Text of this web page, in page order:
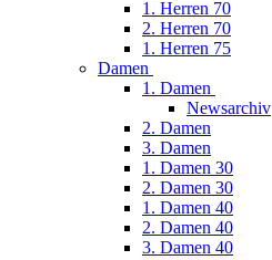
1. Herren 70
2. Herren 70
1. Herren 75
Damen
1. Damen
Newsarchiv
2. Damen
3. Damen
1. Damen 30
2. Damen 30
1. Damen 40
2. Damen 40
3. Damen 40